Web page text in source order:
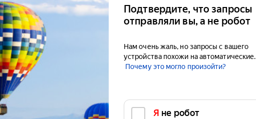
Подтвердите, что запросы
отправляли вы, а не робот
Нам очень жаль, но запросы с вашего
устройства похожи на автоматические.
Почему это могло произойти?
Я не робот